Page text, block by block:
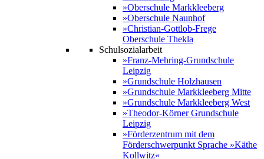
»Oberschule Markkleeberg
»Oberschule Naunhof
»Christian-Gottlob-Frege
Oberschule Thekla
Schulsozialarbeit
»Franz-Mehring-Grundschule
Leipzig
»Grundschule Holzhausen
»Grundschule Markkleeberg Mitte
»Grundschule Markkleeberg West
»Theodor-Körner Grundschule
Leipzig
»Förderzentrum mit dem
Förderschwerpunkt Sprache »Käthe
Kollwitz«